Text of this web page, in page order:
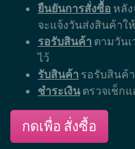
ยืนยันการสั่งซื้อ หลั
จะแจ้งวันส่งสินค้าใ
รอรับสินค้า ตามวัน
ไว้
รับสินค้า รอรับสินค้
ชำระเงิน ตรวจเช็ก
กดเพื่อ สั่งซื้อ